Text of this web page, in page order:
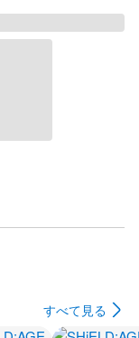
すべて見る